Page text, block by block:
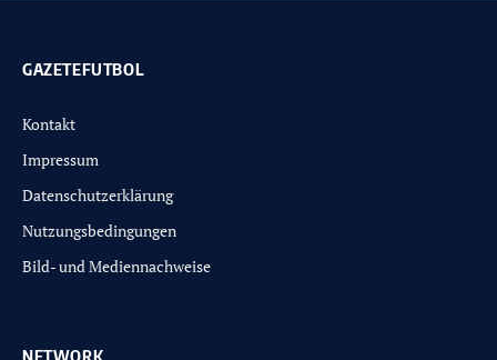
GAZETEFUTBOL
Kontakt
Impressum
Datenschutzerklärung
Nutzungsbedingungen
Bild- und Mediennachweise
NETWORK